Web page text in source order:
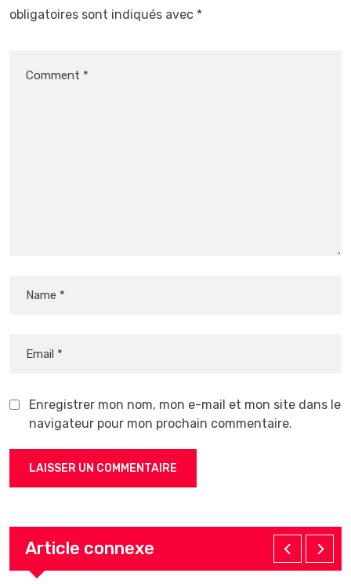
obligatoires sont indiqués avec *
Enregistrer mon nom, mon e-mail et mon site dans le
navigateur pour mon prochain commentaire.
Article connexe